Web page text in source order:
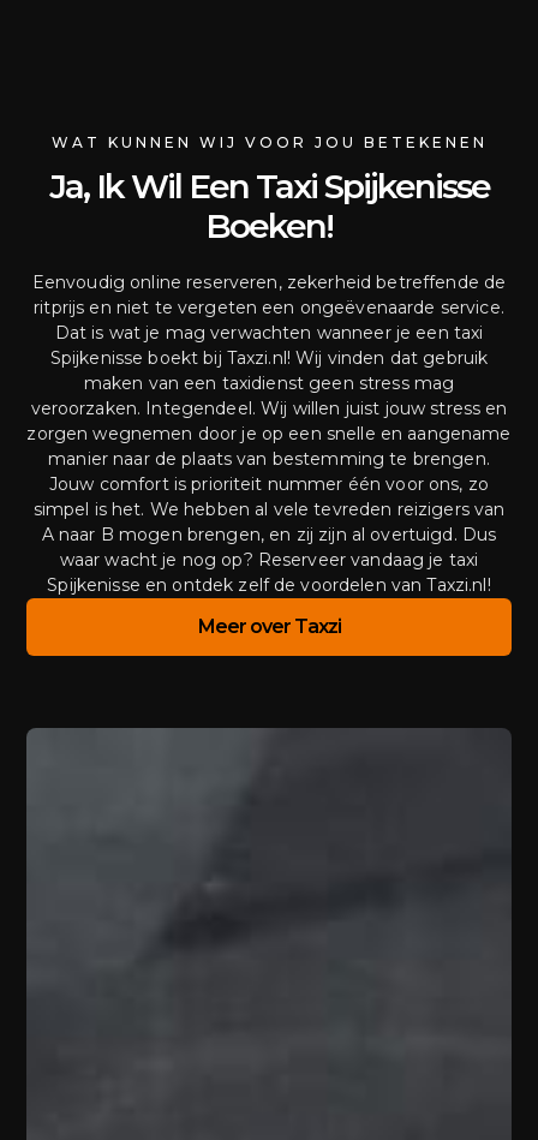
WAT KUNNEN WIJ VOOR JOU BETEKENEN
Ja, Ik Wil Een Taxi Spijkenisse
Boeken!
Eenvoudig online reserveren, zekerheid betreffende de
ritprijs en niet te vergeten een ongeëvenaarde service.
Dat is wat je mag verwachten wanneer je een taxi
Spijkenisse boekt bij Taxzi.nl! Wij vinden dat gebruik
maken van een taxidienst geen stress mag
veroorzaken. Integendeel. Wij willen juist jouw stress en
zorgen wegnemen door je op een snelle en aangename
manier naar de plaats van bestemming te brengen.
Jouw comfort is prioriteit nummer één voor ons, zo
simpel is het. We hebben al vele tevreden reizigers van
A naar B mogen brengen, en zij zijn al overtuigd. Dus
waar wacht je nog op? Reserveer vandaag je taxi
Spijkenisse en ontdek zelf de voordelen van Taxzi.nl!
Meer over Taxzi